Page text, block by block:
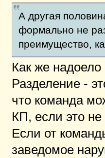
А другая
формально не
преимущество,
Как же надоело
Разделение -
что команда
КП, если это не
Если от
заведомое